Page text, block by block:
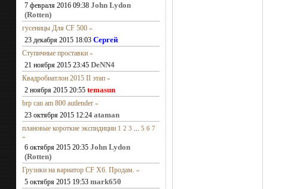
7 февраля 2016 09:38 John Lydon
(Rotten)
гусеницы Для CF 500 »
23 декабря 2015 18:03 Сергей
Ступичные проставки »
21 ноября 2015 23:45 DeNN4
Квадробиатлон 2015 II этап »
2 ноября 2015 20:55 temasun
brp can am 800 autlender »
23 октября 2015 12:24 ataman
плановые короткие экспидиции 1 2 3 5 6 7
»
6 октября 2015 20:35 John Lydon
(Rotten)
Грузики на вариатор CF X6. Продам. »
5 октября 2015 19:53 mark650